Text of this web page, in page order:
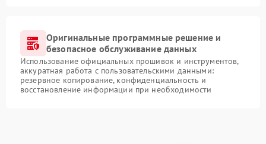
Оригинальные программные решение и
безопасное обслуживание данных
Использование официальных прошивок и инструментов,
аккуратная работа с пользовательскими данными:
резервное копирование, конфиденциальность и
восстановление информации при необходимости